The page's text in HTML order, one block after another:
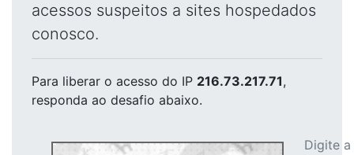
acessos suspeitos a sites hospedados
conosco.
Para liberar o acesso do IP 216.73.217.71,
responda ao desafio abaixo.
Digite